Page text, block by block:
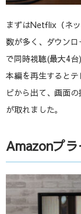
まずはNetflix（ネ
数が多く、ダウン
で同時視聴(最大4台
本編を再生すると
ビから出て、画面
が取れました。
Amazonプ